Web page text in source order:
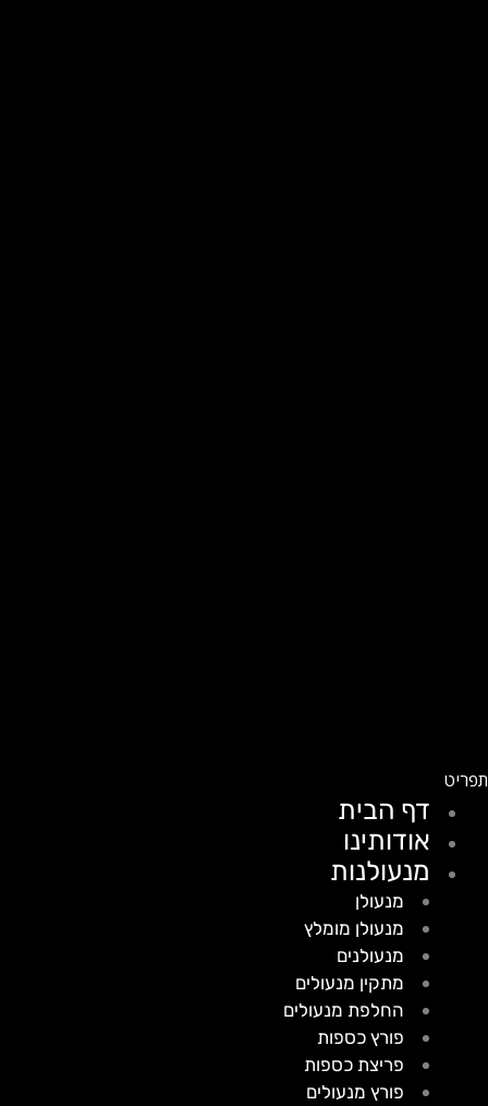
דף הבית
אודותינו
מנעולנות
מנעולן
מנעולן מומלץ
מנעולנים
מתקין מנעולים
החלפת מנעולים
פורץ כספות
פריצת כספות
פורץ מנעולים